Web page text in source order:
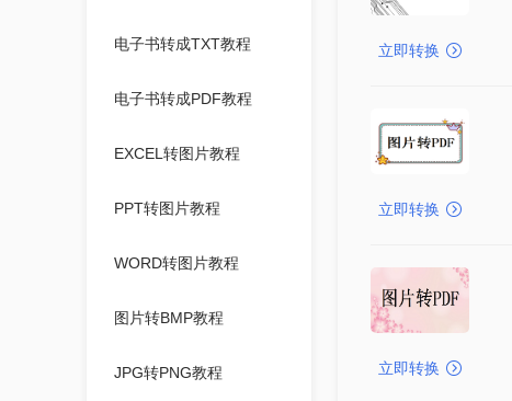
电子书转成TXT教程
电子书转成PDF教程
EXCEL转图片教程
PPT转图片教程
WORD转图片教程
图片转BMP教程
JPG转PNG教程
立即转换
立即转换
立即转换